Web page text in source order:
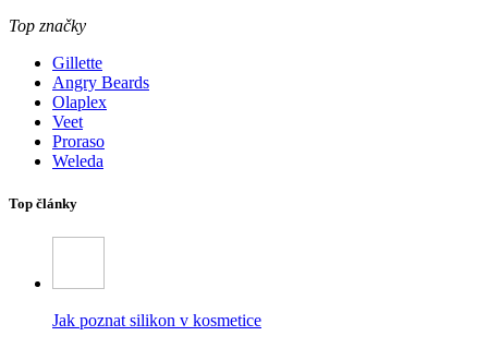
Top značky
Gillette
Angry Beards
Olaplex
Veet
Proraso
Weleda
Top články
Jak poznat silikon v kosmetice